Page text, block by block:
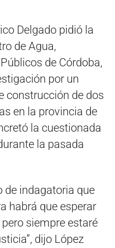
Delgado pidió la
de Agua,
de Córdoba,
por un
construcción de dos
en la provincia de
la cuestionada
la pasada
de indagatoria que
habrá que esperar
siempre estaré
dijo López